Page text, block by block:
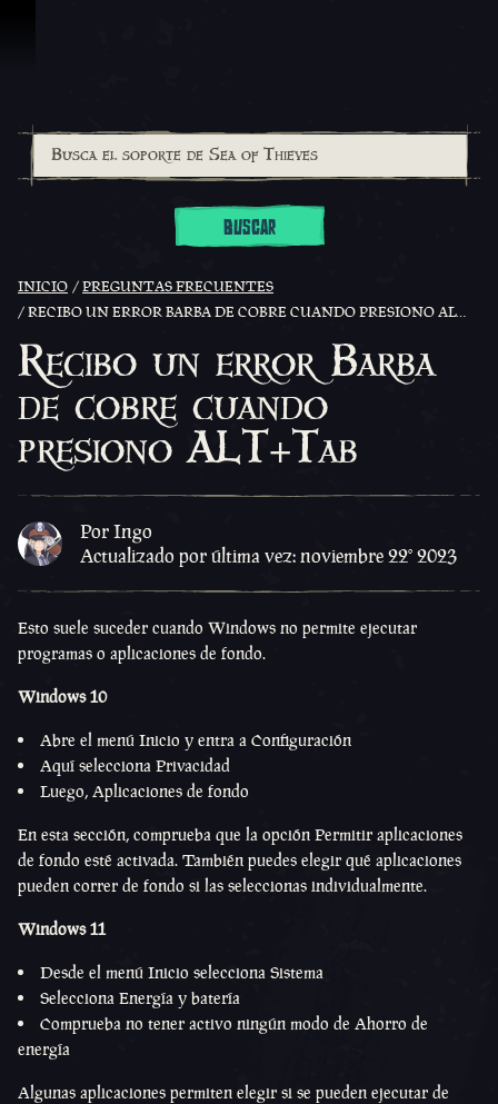
BUSCAR
INICIO
PREGUNTAS FRECUENTES
RECIBO UN ERROR BARBA DE COBRE CUANDO PRESIONO ALT+TAB
Recibo un error Barba
de cobre cuando
presiono ALT+Tab
Por Ingo
Actualizado por última vez: noviembre 22º 2023
Esto suele suceder cuando Windows no permite ejecutar
programas o aplicaciones de fondo.
Windows 10
Abre el menú Inicio y entra a Configuración
Aquí selecciona Privacidad
Luego, Aplicaciones de fondo
En esta sección, comprueba que la opción Permitir aplicaciones
de fondo esté activada. También puedes elegir qué aplicaciones
pueden correr de fondo si las seleccionas individualmente.
Windows 11
Desde el menú Inicio selecciona Sistema
Selecciona Energía y batería
Comprueba no tener activo ningún modo de Ahorro de
energía
Algunas aplicaciones permiten elegir si se pueden ejecutar de